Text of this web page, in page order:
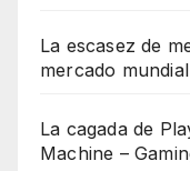
La escasez de
mercado
La cagada de
Machine –